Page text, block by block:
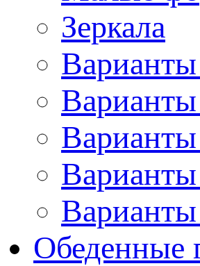
Зеркала
Варианты
Варианты
Варианты
Варианты
Обеденные